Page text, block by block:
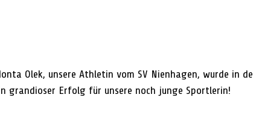
Olek, unsere Athletin vom SV Nienhagen, wurde in
grandioser Erfolg für unsere noch junge Sportlerin!